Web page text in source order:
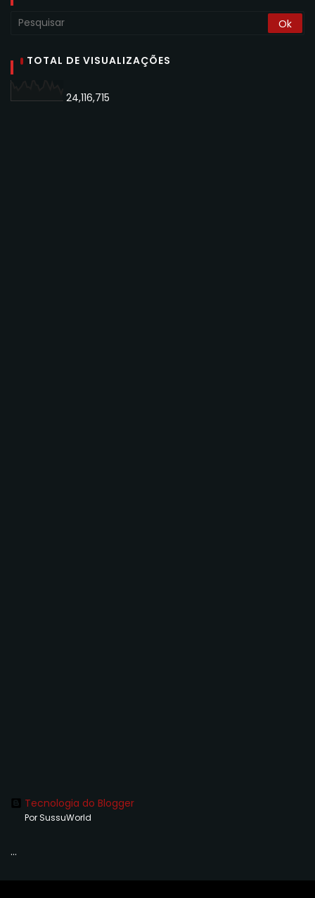
TOTAL DE VISUALIZAÇÕES
24,116,715
Tecnologia do Blogger
Por SussuWorld
...